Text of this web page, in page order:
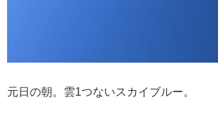
元日の朝。雲1つないスカイブルー。